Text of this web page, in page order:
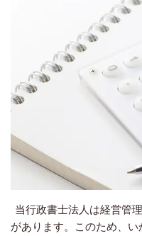
当行政書士法人は経営管
があります。このため、